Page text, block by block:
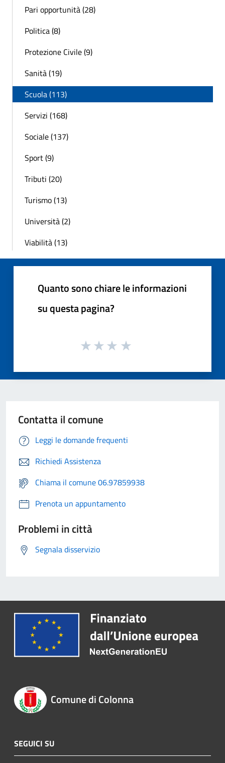
Pari opportunità (28)
Politica (8)
Protezione Civile (9)
Sanità (19)
Scuola (113)
Servizi (168)
Sociale (137)
Sport (9)
Tributi (20)
Turismo (13)
Università (2)
Viabilità (13)
Quanto sono chiare le informazioni
su questa pagina?
Contatta il comune
Leggi le domande frequenti
Richiedi Assistenza
Chiama il comune 06.97859938
Prenota un appuntamento
Problemi in città
Segnala disservizio
Comune di Colonna
SEGUICI SU